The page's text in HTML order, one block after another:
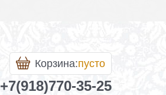
Корзина:пусто
+7(918)770-35-25